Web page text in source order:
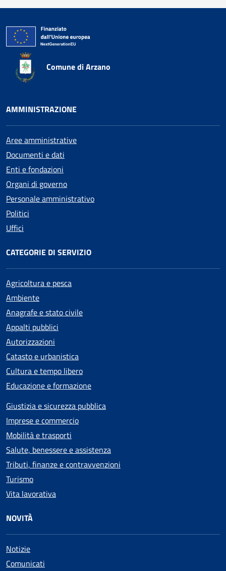
Comune di Arzano
AMMINISTRAZIONE
Aree amministrative
Documenti e dati
Enti e fondazioni
Organi di governo
Personale amministrativo
Politici
Uffici
CATEGORIE DI SERVIZIO
Agricoltura e pesca
Ambiente
Anagrafe e stato civile
Appalti pubblici
Autorizzazioni
Catasto e urbanistica
Cultura e tempo libero
Educazione e formazione
Giustizia e sicurezza pubblica
Imprese e commercio
Mobilità e trasporti
Salute, benessere e assistenza
Tributi, finanze e contravvenzioni
Turismo
Vita lavorativa
NOVITÀ
Notizie
Comunicati